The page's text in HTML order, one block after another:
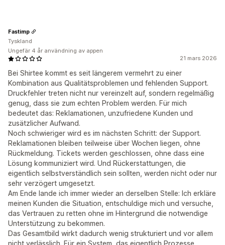
21 mars 2026
Bei Shirtee kommt es seit längerem vermehrt zu einer
Kombination aus Qualitätsproblemen und fehlenden Support.
Druckfehler treten nicht nur vereinzelt auf, sondern regelmäßig
genug, dass sie zum echten Problem werden. Für mich
bedeutet das: Reklamationen, unzufriedene Kunden und
zusätzlicher Aufwand.
Noch schwieriger wird es im nächsten Schritt: der Support.
Reklamationen bleiben teilweise über Wochen liegen, ohne
Rückmeldung. Tickets werden geschlossen, ohne dass eine
Lösung kommuniziert wird. Und Rückerstattungen, die
eigentlich selbstverständlich sein sollten, werden nicht oder nur
sehr verzögert umgesetzt.
Am Ende lande ich immer wieder an derselben Stelle: Ich erkläre
meinen Kunden die Situation, entschuldige mich und versuche,
das Vertrauen zu retten ohne im Hintergrund die notwendige
Unterstützung zu bekommen.
Das Gesamtbild wirkt dadurch wenig strukturiert und vor allem
Fastimp
Tyskland
Ungefär 4 år användning av appen